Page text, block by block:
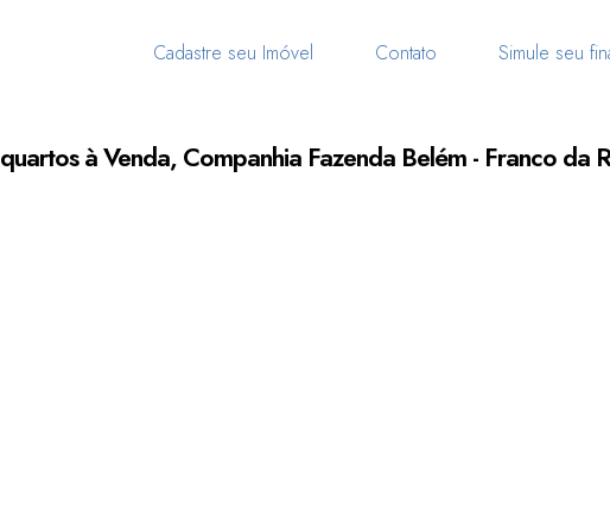
Cadastre seu Imóvel Contato Simule seu
à Venda, Companhia Fazenda Belém - Franco da